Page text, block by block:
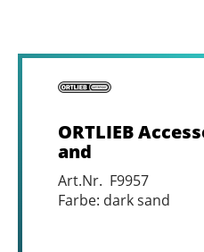
ORTLIEB
and
Art.Nr. F9957
Farbe: dark sand